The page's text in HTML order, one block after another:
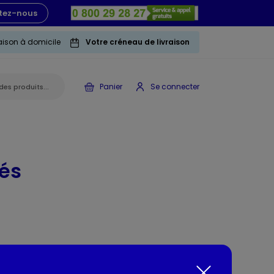
nous
à domicile Votre créneau de livraison
Panier Se connecter